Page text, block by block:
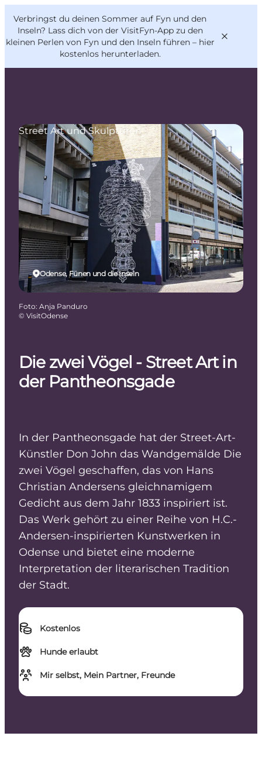
Verbringst du deinen Sommer auf Fyn und den
Inseln? Lass dich von der VisitFyn-App zu den
kleinen Perlen von Fyn und den Inseln führen – hier
kostenlos herunterladen.
Reise Ideen
Outdoor & bike
Essen & trinken
Übernachtung
VisitFyn
Deutsch
Die zwei Vögel - Street Art in
der Pantheonsgade
In der Pantheonsgade hat der Street-Art-
Künstler Don John das Wandgemälde Die
zwei Vögel geschaffen, das von Hans
Christian Andersens gleichnamigem
Gedicht aus dem Jahr 1833 inspiriert ist.
Das Werk gehört zu einer Reihe von H.C.-
Andersen-inspirierten Kunstwerken in
Odense und bietet eine moderne
Interpretation der literarischen Tradition
der Stadt.
Kostenlos
Hunde erlaubt
Mir selbst, Mein Partner, Freunde
Odense, Fünen und die Inseln
Street Art und Skulpturen
Foto: Anja Panduro
© VisitOdense